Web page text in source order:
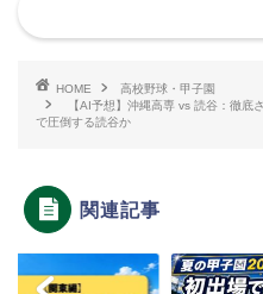
HOME
高校野球・甲子園
【AI予想】沖縄高専 vs 読谷：徹底
で圧倒する読谷か
関連記事